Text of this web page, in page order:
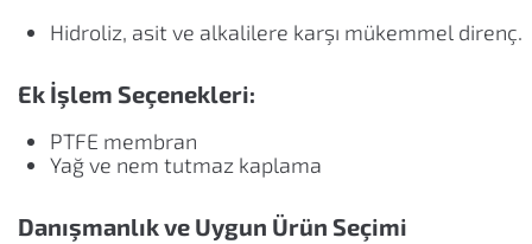
Hidroliz, asit ve alkalilere karşı mükemmel direnç.
Ek İşlem Seçenekleri:
PTFE membran
Yağ ve nem tutmaz kaplama
Danışmanlık ve Uygun Ürün Seçimi